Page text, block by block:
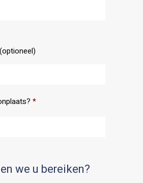
*
we u bereiken?